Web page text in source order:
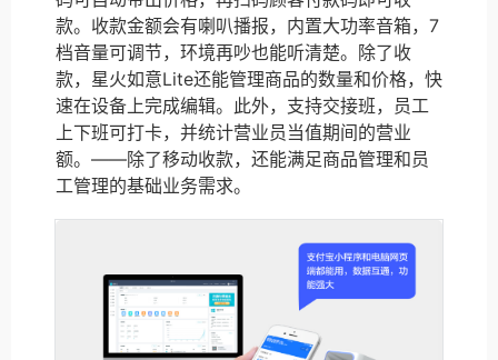
款。收款金额会有喇叭播报，内置大功率音箱，7
档音量可调节，环境再吵也能听清楚。除了收
款，星火如意Lite还能管理商品的数量和价格，快
速在设备上完成编辑。此外，支持交接班，员工
上下班可打卡，并统计营业员当值期间的营业
额。——除了移动收款，还能满足商品管理和员
工管理的基础业务需求。